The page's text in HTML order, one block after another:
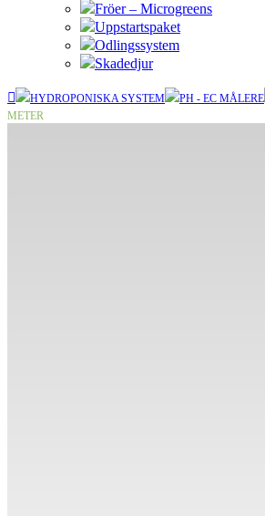
Fröer – Microgreens
Uppstartspaket
Odlingssystem
Skadedjur
HYDROPONISKA SYSTEM PH - EC MÅLERE
METER